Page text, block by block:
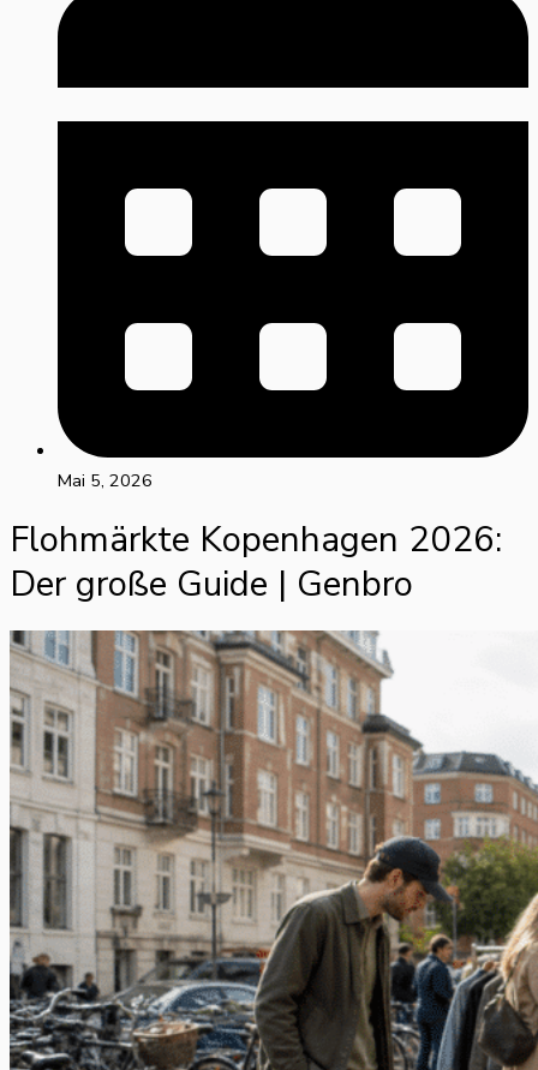
Mai 5, 2026
Flohmärkte Kopenhagen 2026:
Der große Guide | Genbro